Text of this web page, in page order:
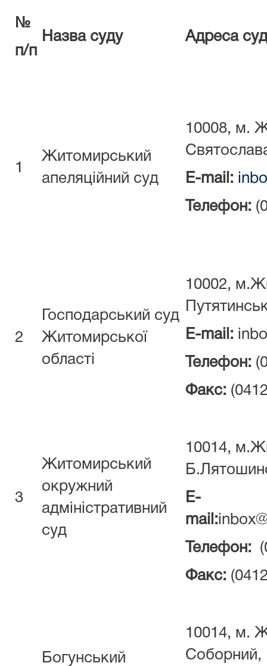
№
п/п
Назва суду Адреса
1
Житомирський
апеляційний суд
10008, м.
E-mail:
Телефон:
2
Господарський суд
Житомирської
області
10002,
E-mail:
Телефон:
Факс:
3
Житомирський
окружний
адміністративний
суд
10014,
E-
mail:
Телефон:
Факс:
Богунський
10014, м.
Соборний,